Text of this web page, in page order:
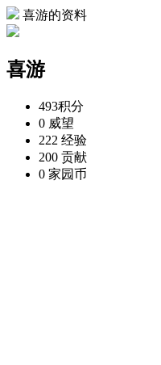
喜游的资料
喜游
493积分
0 威望
222 经验
200 贡献
0 家园币